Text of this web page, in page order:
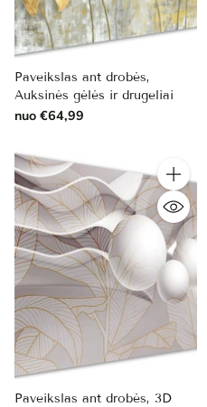
Paveikslas ant drobės,
Auksinės gėlės ir drugeliai
nuo €64,99
Kiekis
Paveikslas ant drobės, 3D